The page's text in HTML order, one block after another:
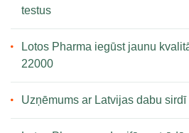
testus
Lotos Pharma iegūst jaunu
22000
Uzņēmums ar Latvijas dabu sirdī